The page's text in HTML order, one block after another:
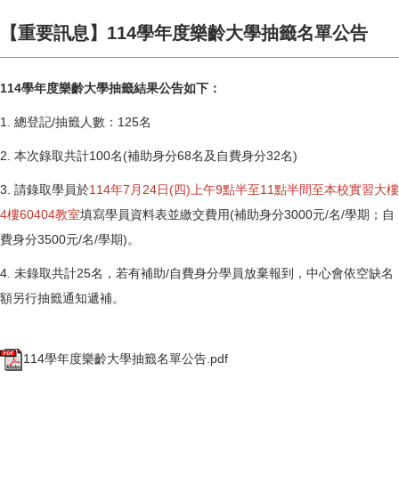
【重要訊息】114學年度樂齡大學抽籤名單公告
114學年度樂齡大學抽籤結果公告如下：
1. 總登記/抽籤人數：125名
2. 本次錄取共計100名(補助身分68名及自費身分32名)
3. 請錄取學員於114年7月24日(四)上午9點半至11點半間至本校實習大樓
4樓60404教室填寫學員資料表並繳交費用(補助身分3000元/名/學期；自
費身分3500元/名/學期)。
4. 未錄取共計25名，若有補助/自費身分學員放棄報到，中心會依空缺名
額另行抽籤通知遞補。
114學年度樂齡大學抽籤名單公告.pdf